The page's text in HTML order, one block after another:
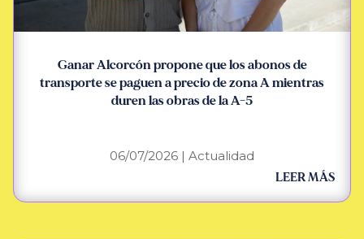
Ganar Alcorcón propone que los abonos de
transporte se paguen a precio de zona A mientras
duren las obras de la A-5
06/07/2026 | Actualidad
LEER MÁS